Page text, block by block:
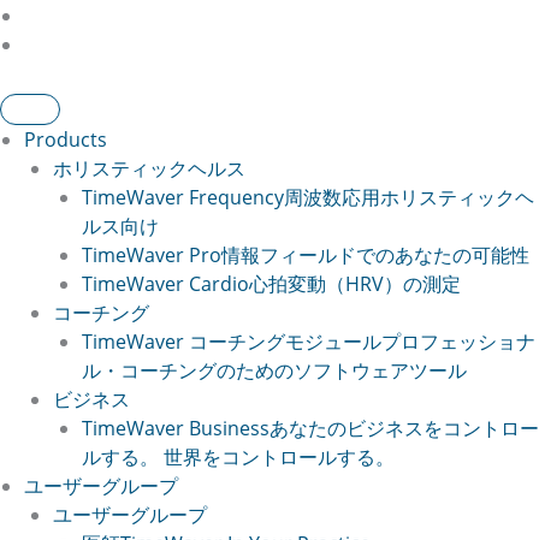
Products
ホリスティックヘルス
TimeWaver Frequency周波数応用ホリスティックヘ
ルス向け
TimeWaver Pro情報フィールドでのあなたの可能性
TimeWaver Cardio心拍変動（HRV）の測定
コーチング
TimeWaver コーチングモジュールプロフェッショナ
ル・コーチングのためのソフトウェアツール
ビジネス
TimeWaver Businessあなたのビジネスをコントロー
ルする。 世界をコントロールする。
ユーザーグループ
ユーザーグループ